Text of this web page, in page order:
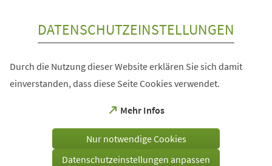
DATENSCHUTZEINSTELLUNGEN
Durch die Nutzung dieser Website erklären Sie sich damit
einverstanden, dass diese Seite Cookies verwendet.
Mehr Infos
(Öffnet
einem
Tab)
Nur notwendige Cookies
Datenschutzeinstellungen anpassen